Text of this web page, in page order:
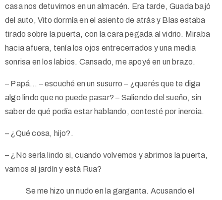
casa nos detuvimos en un almacén. Era tarde, Guada bajó
del auto, Vito dormía en el asiento de atrás y Blas estaba
tirado sobre la puerta, con la cara pegada al vidrio. Miraba
hacia afuera, tenía los ojos entrecerrados y una media
sonrisa en los labios. Cansado, me apoyé en un brazo.
– Papá… – escuché en un susurro – ¿querés que te diga
algo lindo que no puede pasar? – Saliendo del sueño, sin
saber de qué podía estar hablando, contesté por inercia.
– ¿Qué cosa, hijo?.
– ¿No sería lindo si, cuando volvemos y abrimos la puerta,
vamos al jardín y está Rua?
Se me hizo un nudo en la garganta. Acusando el